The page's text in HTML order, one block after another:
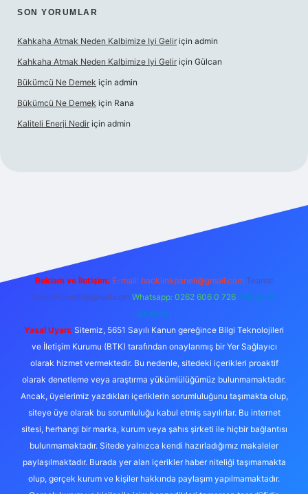
SON YORUMLAR
Kahkaha Atmak Neden Kalbimize Iyi Gelir için admin
Kahkaha Atmak Neden Kalbimize Iyi Gelir için Gülcan
Bükümcü Ne Demek için admin
Bükümcü Ne Demek için Rana
Kaliteli Enerji Nedir için admin
Reklam ve İletişim: E-mail: backlinkpaneli@gmail.com Teams:
forumhizmeti@gmail.com Whatsapp: 0262 606 0 726 Telegram:
@karabul
Yasal Uyarı: Sitemiz, 5651 Sayılı Kanun gereğince Bilgi Teknolojileri
ve İletişim Kurumu (BTK) tarafından onaylanmış bir Yer Sağlayıcı
olarak hizmet vermektedir. Bu nedenle, sitedeki içerikleri proaktif
olarak denetleme veya araştırma yükümlülüğümüz bulunmamaktadır.
Ancak, üyelerimiz yazdıkları içeriklerin sorumluluğunu taşımakta olup,
siteye üye olarak bu sorumluluğu kabul etmiş sayılırlar. Bu internet
sitesi, herhangi bir marka, kurum veya şahıs şirketi ile hiçbir bağlantısı
bulunmamaktadır. Sitede yalnızca kendi hazırladığımız makaleler
paylaşılmaktadır. Burada yer alan içerikler haber niteliği taşımamakta
olup, gerçek kurum ve kişiler hakkında paylaşım yapılmamaktadır.